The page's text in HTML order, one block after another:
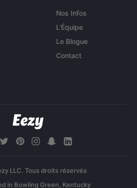
Nos Infos
L'Équipe
Le Blogue
Contact
LLC. Tous droits réservés